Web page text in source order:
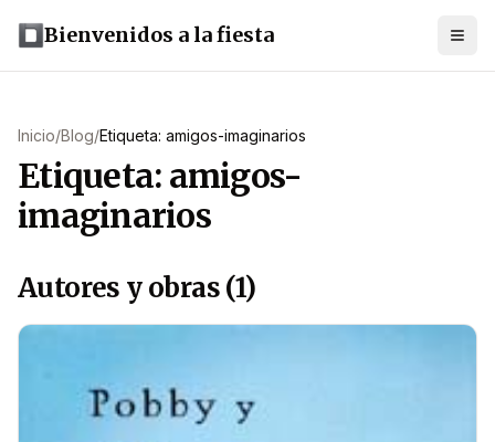
Bienvenidos a la fiesta
Inicio/Blog/Etiqueta: amigos-imaginarios
Etiqueta: amigos-
imaginarios
Autores y obras (1)